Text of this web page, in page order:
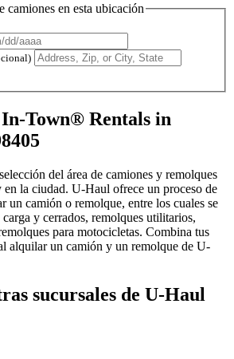
camiones en esta ubicación
Town® Rentals in
del área de camiones y remolques
en la ciudad. U-Haul ofrece un proceso de
un camión o remolque, entre los cuales se
y cerrados, remolques utilitarios,
para motocicletas. Combina tus
alquilar un camión y un remolque de U-
sucursales de U-Haul